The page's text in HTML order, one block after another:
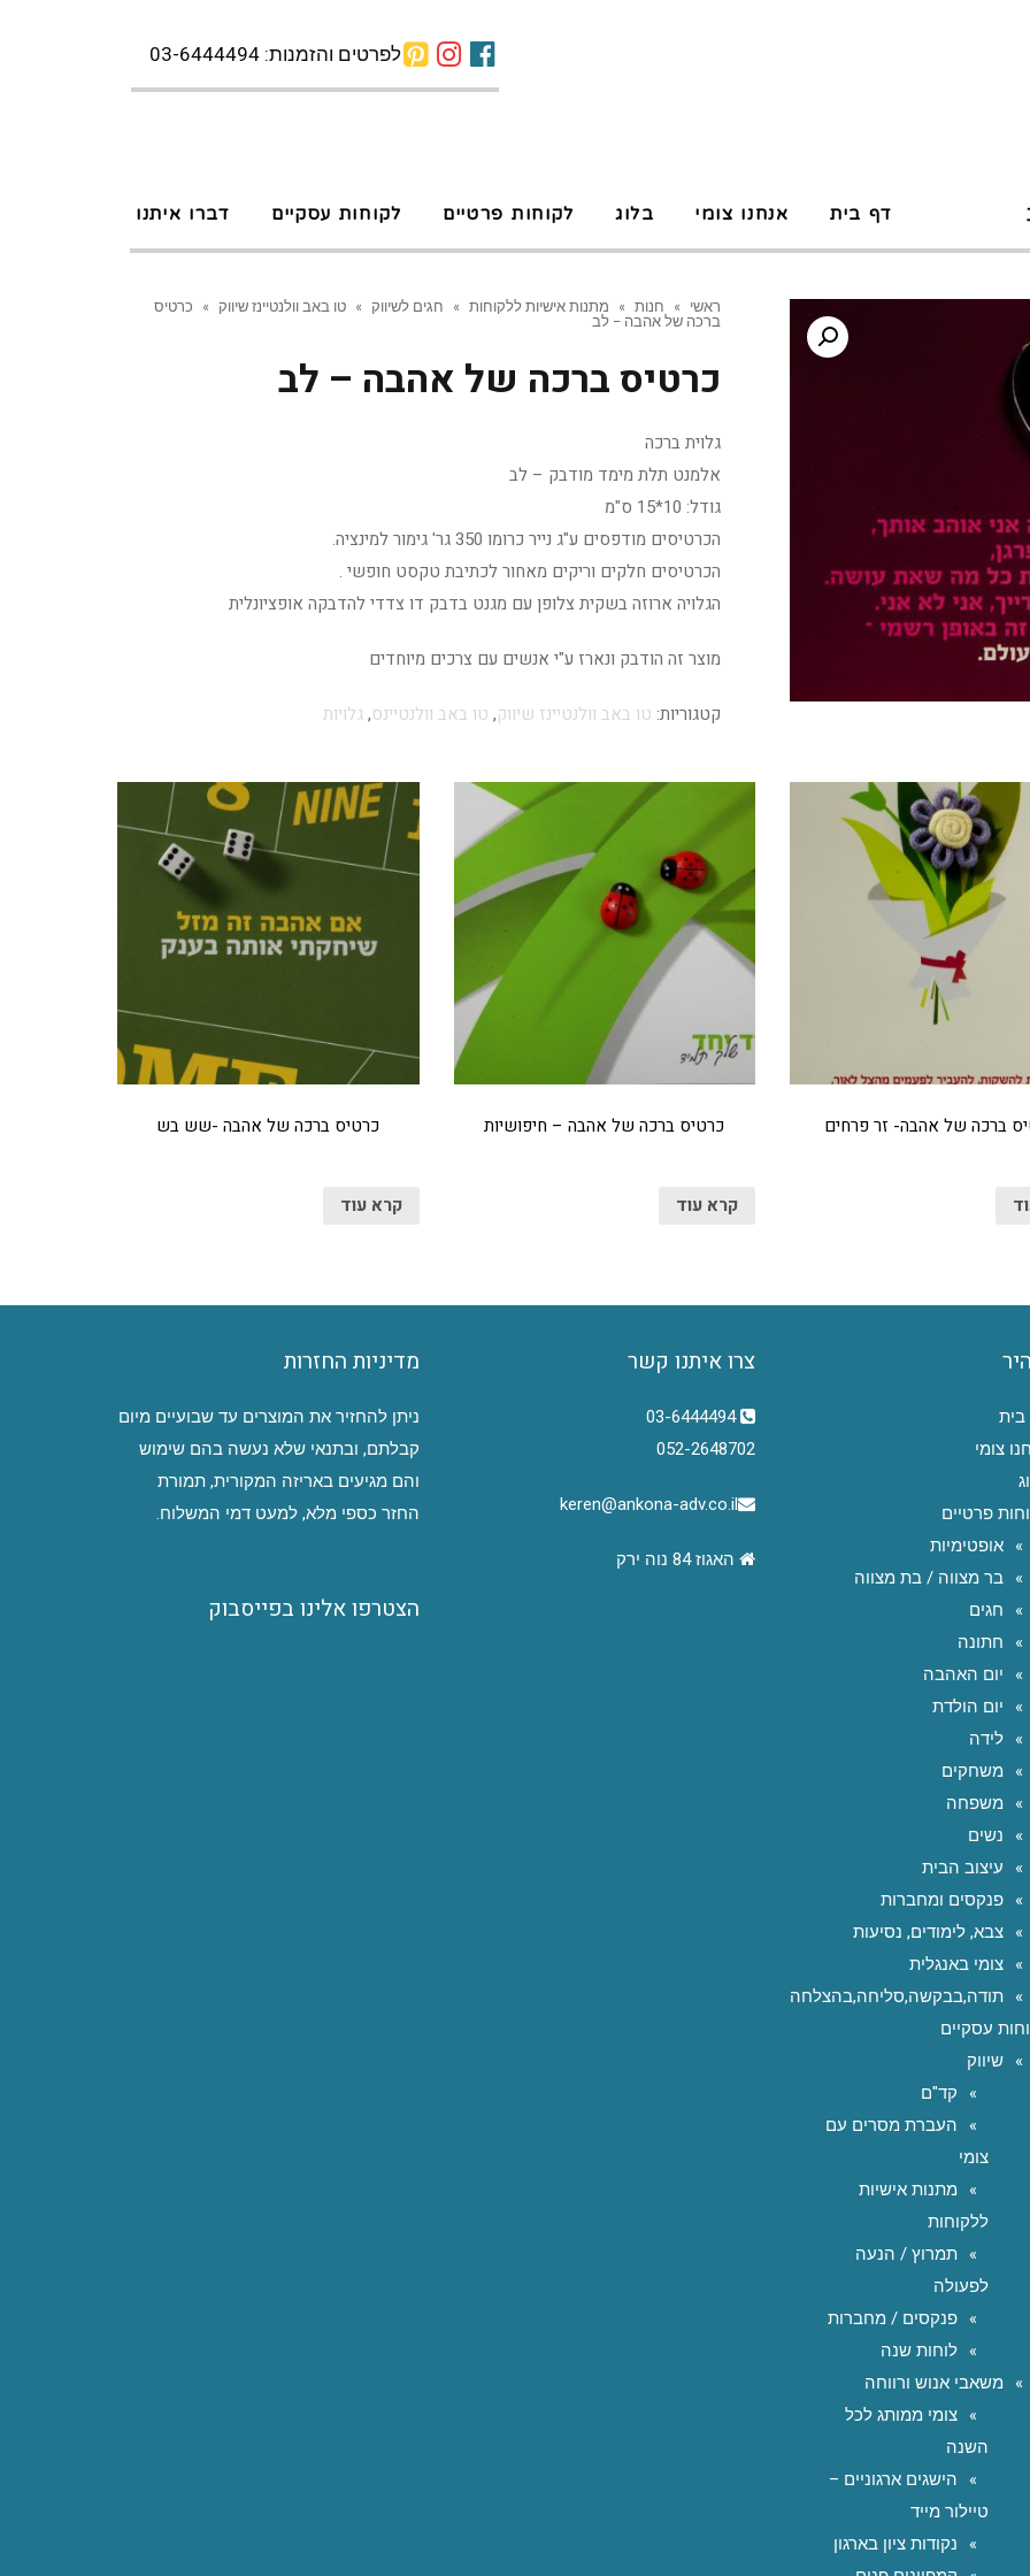
לפרטים והזמנות: 03-6444494
דף בית אנחנו צומי בלוג לקוחות פרטיים לקוחות עסקיים דברו איתנו
ראשי » חנות » מתנות אישיות ללקוחות » חגים לשיווק » טו באב וולנטיינז שיווק »
כרטיס
ברכה של אהבה – לב
כרטיס ברכה של אהבה – לב
גלוית ברכה
אלמנט תלת מימד מודבק – לב
גודל: 10*15 ס"מ
הכרטיסים מודפסים ע"ג נייר כרומו 350 גר' גימור למינציה.
הכרטיסים חלקים וריקים מאחור לכתיבת טקסט חופשי .
הגלויה ארוזה בשקית צלופן עם מגנט בדבק דו צדדי להדבקה אופציונלית
מוצר זה הודבק ונארז ע"י אנשים עם צרכים מיוחדים
קטגוריות: טו באב וולנטיינז שיווק, טו באב וולנטיינס,גלויות
ברכה של אהבה- זר פרחים כרטיס ברכה של אהבה – חיפושיות
קרא עוד
כרטיס ברכה של אהבה -שש בש
קרא עוד
בית
צומי
פרטיים
אופטימיות
בר מצווה / בת מצווה
חגים
חתונה
יום האהבה
יום הולדת
לידה
משחקים
משפחה
נשים
עיצוב הבית
פנקסים ומחברות
צבא, לימודים, נסיעות
צומי באנגלית
תודה,בבקשה,סליחה,בהצלחה
עסקיים
שיווק
קד"ם
העברת מסרים עם
צומי
מתנות אישיות
ללקוחות
תמרוץ / הנעה
לפעולה
פנקסים / מחברות
לוחות שנה
משאבי אנוש ורווחה
צומי ממותג לכל
השנה
הישגים ארגוניים –
טיילור מייד
נקודות ציון בארגון
צרו איתנו קשר
03-6444494
052-2648702
keren@ankona-adv.co.il
האגוז 84 נוה ירק
מדיניות החזרות
ניתן להחזיר את המוצרים עד שבועיים מיום
קבלתם, ובתנאי שלא נעשה בהם שימוש
והם מגיעים באריזה המקורית, תמורת
החזר כספי מלא, למעט דמי המשלוח.
הצטרפו אלינו בפייסבוק